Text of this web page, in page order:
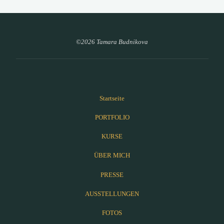
©2026 Tamara Budnikova
Startseite
PORTFOLIO
KURSE
ÜBER MICH
PRESSE
AUSSTELLUNGEN
FOTOS